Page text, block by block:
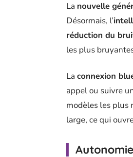
La nouvelle
Désormais, l’
réduction du
les plus
La connexion
appel ou suivre
modèles les plus
large, ce qui